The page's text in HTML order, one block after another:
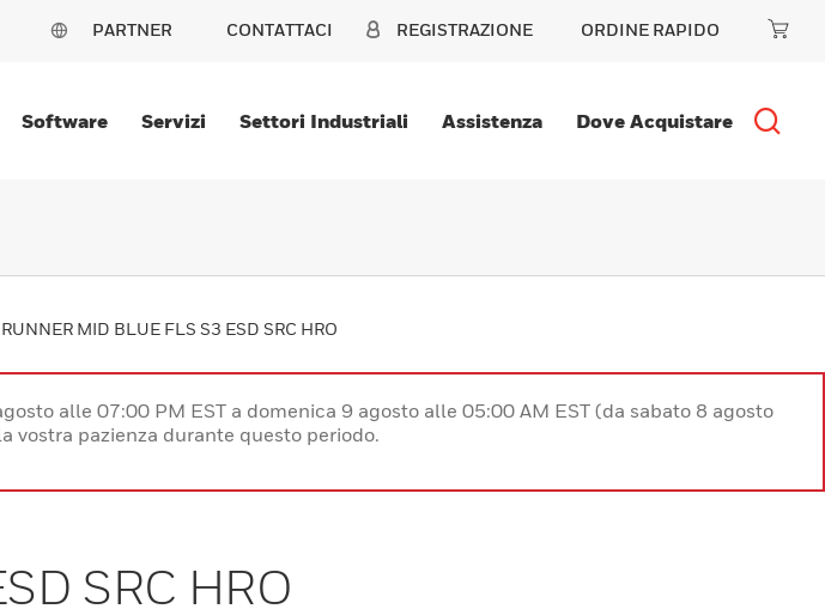
PARTNER CONTATTACI REGISTRAZIONE ORDINE RAPIDO
Software Servizi Settori Industriali Assistenza Dove Acquistare
RUNNER MID BLUE FLS S3 ESD SRC HRO
alle 07:00 PM EST a domenica 9 agosto alle 05:00 AM EST (da sabato 8 agosto
vostra pazienza durante questo periodo.
SRC HRO